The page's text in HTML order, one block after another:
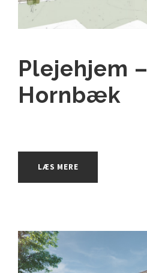
Plejehjem –
Hornbæk
LÆS MERE